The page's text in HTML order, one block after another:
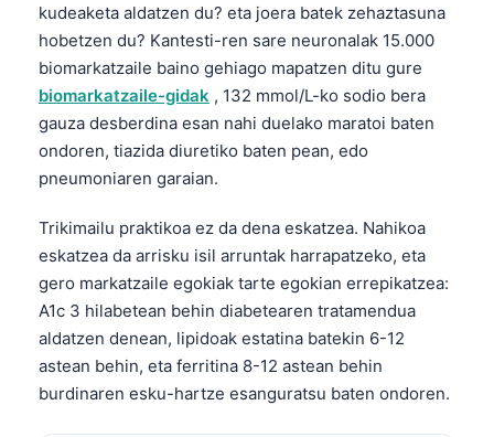
kudeaketa aldatzen du? eta joera batek zehaztasuna
hobetzen du? Kantesti-ren sare neuronalak 15.000
biomarkatzaile baino gehiago mapatzen ditu gure
biomarkatzaile-gidak , 132 mmol/L-ko sodio bera
gauza desberdina esan nahi duelako maratoi baten
ondoren, tiazida diuretiko baten pean, edo
pneumoniaren garaian.
Trikimailu praktikoa ez da dena eskatzea. Nahikoa
eskatzea da arrisku isil arruntak harrapatzeko, eta
gero markatzaile egokiak tarte egokian errepikatzea:
A1c 3 hilabetean behin diabetearen tratamendua
aldatzen denean, lipidoak estatina batekin 6-12
astean behin, eta ferritina 8-12 astean behin
burdinaren esku-hartze esanguratsu baten ondoren.